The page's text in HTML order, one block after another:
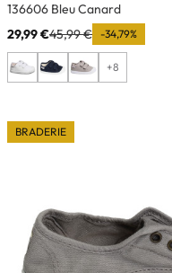
136606 Bleu Canard
29,99 €45,99 € -34,79%
+8
BRADERIE